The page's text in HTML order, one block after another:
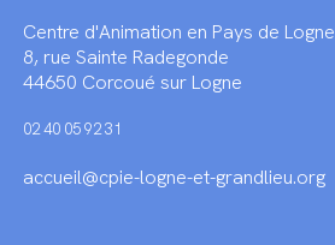
Centre d'Animation en Pays de Logne
8, rue Sainte Radegonde
44650 Corcoué sur Logne
02 40 05 92 31
accueil@cpie-logne-et-grandlieu.org